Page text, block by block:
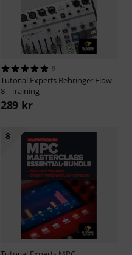
9
Tutorial Experts Behringer Flow
8 - Training
289 kr
8